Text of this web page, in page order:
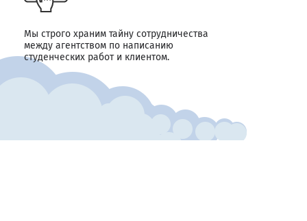
Мы строго храним тайну сотрудничества
между агентством по написанию
студенческих работ и клиентом.